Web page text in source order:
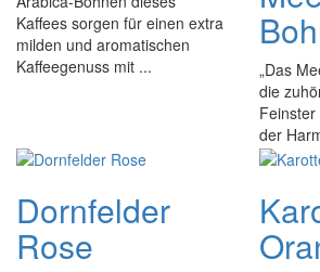
Kaffees sorgen für einen extra
milden und aromatischen
Kaffeegenuss mit ...
„Das
die
der
Dornfelder
Rose